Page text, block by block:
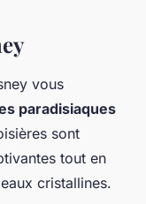
vous
paradisiaques
sont
tout en
cristallines.